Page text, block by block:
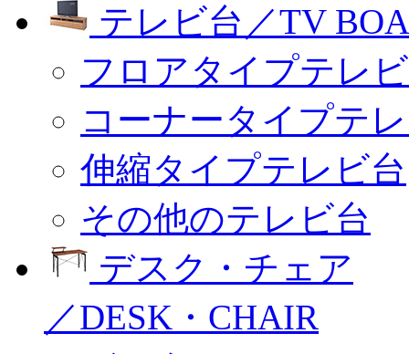
テレビ台／TV
フロアタイプテレ
コーナータイプテ
伸縮タイプテレビ台
その他のテレビ台
デスク・チェア
／DESK・CHAIR